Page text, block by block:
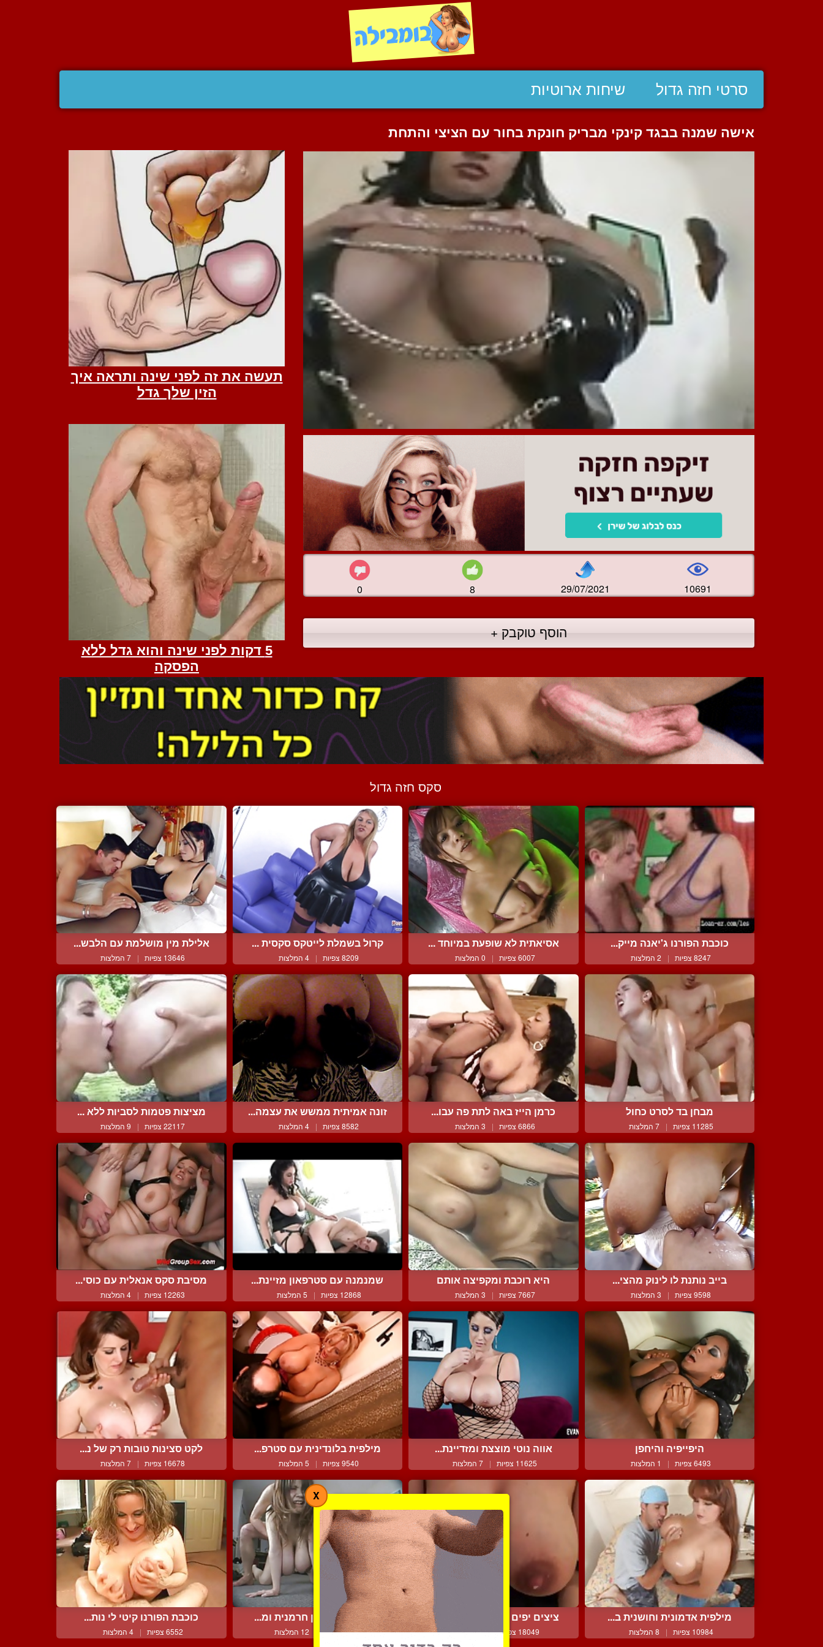
סרטי חזה גדול שיחות ארוטיות
אישה שמנה בבגד קינקי מבריק חונקת בחור עם הציצי והתחת
0 8 29/07/2021 10691
הוסף טוקבק +
סקס חזה גדול
כוכבת הפורנו ג'יאנה מייק...
8247 צפיות | 2 המלצות
אסיאתית לא שופעת במיוחד ...
6007 צפיות | 0 המלצות
קרול בשמלת לייטקס סקסית ...
8209 צפיות | 4 המלצות
אלילת מין מושלמת עם הלבש...
13646 צפיות | 7 המלצות
מבחן בד לסרט כחול
11285 צפיות | 7 המלצות
כרמן הייז באה לתת פה עבו...
6866 צפיות | 3 המלצות
זונה אמיתית ממשש את עצמה...
8582 צפיות | 4 המלצות
מציצות פטמות לסביות ללא ...
22117 צפיות | 9 המלצות
בייב נותנת לו לינוק מהצי...
9598 צפיות | 3 המלצות
היא רוכבת ומקפיצה אותם
7667 צפיות | 3 המלצות
שמנמנה עם סטרפאון מזיינת...
12868 צפיות | 5 המלצות
מסיבת סקס אנאלית עם כוסי...
12263 צפיות | 4 המלצות
היפייפיה והיחפן
6493 צפיות | 1 המלצות
אווה נוטי מוצצת ומזדיינת...
11625 צפיות | 7 המלצות
מילפית בלונדינית עם סטרפ...
9540 צפיות | 5 המלצות
לקט סצינות טובות רק של נ...
16678 צפיות | 7 המלצות
מילפית אדמונית וחושנית ב...
10984 צפיות | 8 המלצות
ציצים יפים מלאים בחלב אם...
18049 צפיות | 12 המלצות
אסיאתית בהריון חרמנית ומ...
13695 צפיות | 12 המלצות
כוכבת הפורנו קיטי לי נות...
6552 צפיות | 4 המלצות
X